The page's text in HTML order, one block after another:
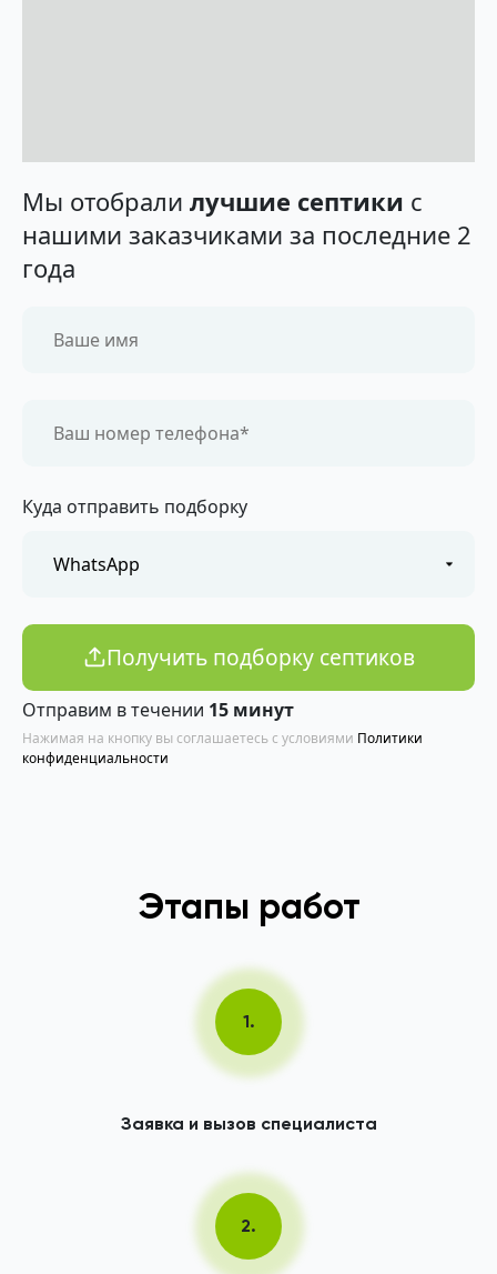
Мы отобрали лучшие септики с
нашими заказчиками за последние 2
года
Куда отправить подборку
Получить подборку септиков
Отправим в течении 15 минут
Нажимая на кнопку вы соглашаетесь с условиями Политики
конфиденциальности
Этапы работ
1.
Заявка и вызов специалиста
2.